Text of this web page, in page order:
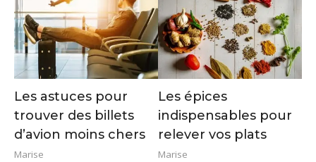
Les astuces pour
trouver des billets
d’avion moins chers
Marise
Les épices
indispensables pour
relever vos plats
Marise